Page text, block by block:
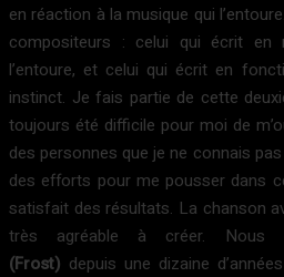
en réaction à la musique qui
compositeurs : celui qui écrit en
l’entoure, et celui qui écrit en
instinct. Je fais partie de cette
toujours été difficile pour moi de
des personnes que je ne connais
des efforts pour me pousser dans
satisfait des résultats. La chanson
très agréable à créer. Nous
(Frost) depuis une dizaine